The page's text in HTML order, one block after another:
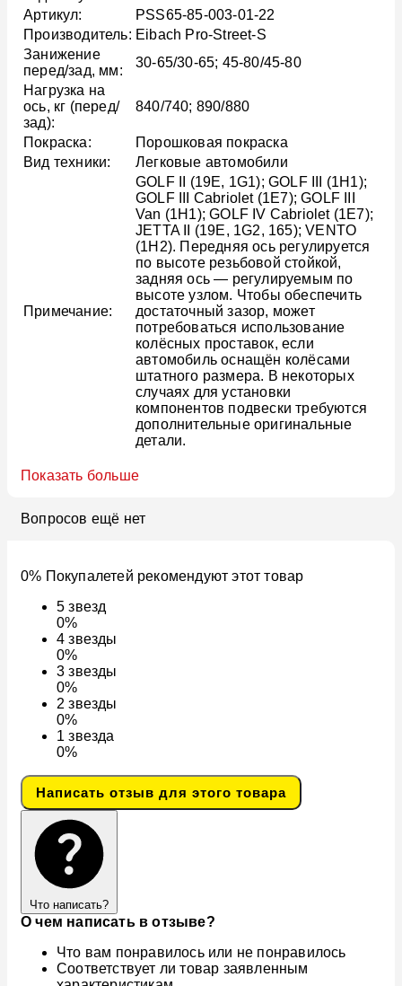
Артикул:
PSS65-85-003-01-22
Производитель: Eibach Pro-Street-S
Занижение
перед/зад, мм:
30-65/30-65; 45-80/45-80
Нагрузка на
ось, кг (перед/
зад):
840/740; 890/880
Покраска:
Порошковая покраска
Вид техники:
Легковые автомобили
Примечание:
GOLF II (19E, 1G1); GOLF III (1H1);
GOLF III Cabriolet (1E7); GOLF III
Van (1H1); GOLF IV Cabriolet (1E7);
JETTA II (19E, 1G2, 165); VENTO
(1H2). Передняя ось регулируется
по высоте резьбовой стойкой,
задняя ось — регулируемым по
высоте узлом. Чтобы обеспечить
достаточный зазор, может
потребоваться использование
колёсных проставок, если
автомобиль оснащён колёсами
штатного размера. В некоторых
случаях для установки
компонентов подвески требуются
дополнительные оригинальные
детали.
Показать больше
Вопросов ещё нет
0% Покупалетей рекомендуют этот товар
5звезд
0%
4звезды
0%
3звезды
0%
2звезды
0%
1звезда
0%
Написать отзыв для этого товара
Что написать?
О чем написать в отзыве?
Что вам понравилось или не понравилось
Соответствует ли товар заявленным